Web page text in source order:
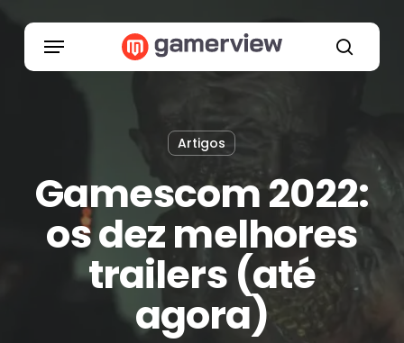
search
Menu
Artigos
Gamescom 2022:
os dez melhores
trailers (até
agora)